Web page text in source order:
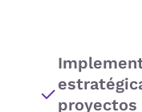
proyectos